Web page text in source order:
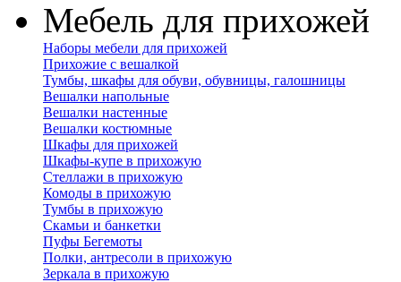
Мебель для прихожей
Наборы мебели для прихожей
Прихожие с вешалкой
Тумбы, шкафы для обуви, обувницы, галошницы
Вешалки напольные
Вешалки настенные
Вешалки костюмные
Шкафы для прихожей
Шкафы-купе в прихожую
Стеллажи в прихожую
Комоды в прихожую
Тумбы в прихожую
Скамьи и банкетки
Пуфы Бегемоты
Полки, антресоли в прихожую
Зеркала в прихожую